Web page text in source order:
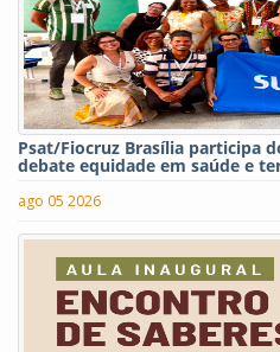
Psat/Fiocruz Brasília participa
debate equidade em saúde e
ago 05 2026